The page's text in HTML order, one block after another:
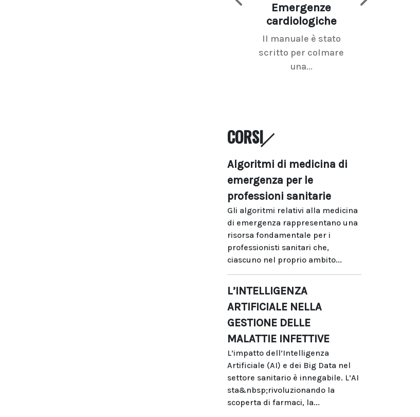
Emergenze
cardiologiche
Il manuale è stato
scritto per colmare
una...
CORSI
Algoritmi di medicina di
emergenza per le
professioni sanitarie
Gli algoritmi relativi alla medicina
di emergenza rappresentano una
risorsa fondamentale per i
professionisti sanitari che,
ciascuno nel proprio ambito...
L’INTELLIGENZA
ARTIFICIALE NELLA
GESTIONE DELLE
MALATTIE INFETTIVE
L’impatto dell’Intelligenza
Artificiale (AI) e dei Big Data nel
settore sanitario è innegabile. L’AI
sta&nbsp;rivoluzionando la
scoperta di farmaci, la...